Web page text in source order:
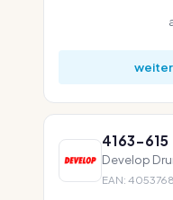
4163-615
Develop
EAN: